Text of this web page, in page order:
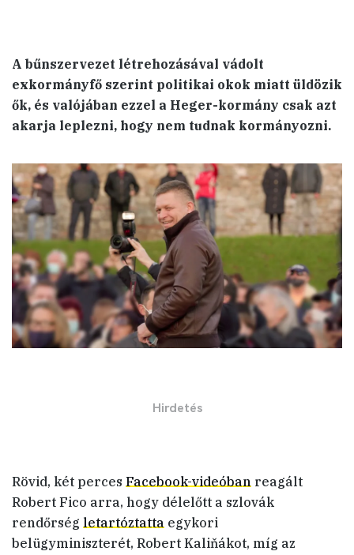
A bűnszervezet létrehozásával vádolt
exkormányfő szerint politikai okok miatt üldözik
ők, és valójában ezzel a Heger-kormány csak azt
akarja leplezni, hogy nem tudnak kormányozni.
Rövid, két perces Facebook-videóban reagált
Robert Fico arra, hogy délelőtt a szlovák
rendőrség letartóztatta egykori
belügyminiszterét, Robert Kaliňákot, míg az